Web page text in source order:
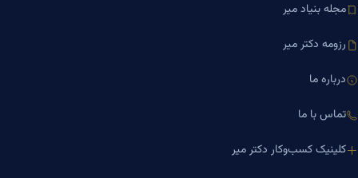
مجله بنیاد میر
رزومه دکتر میر
درباره ما
تماس با ما
کلینیک کسب‌وکار دکتر میر